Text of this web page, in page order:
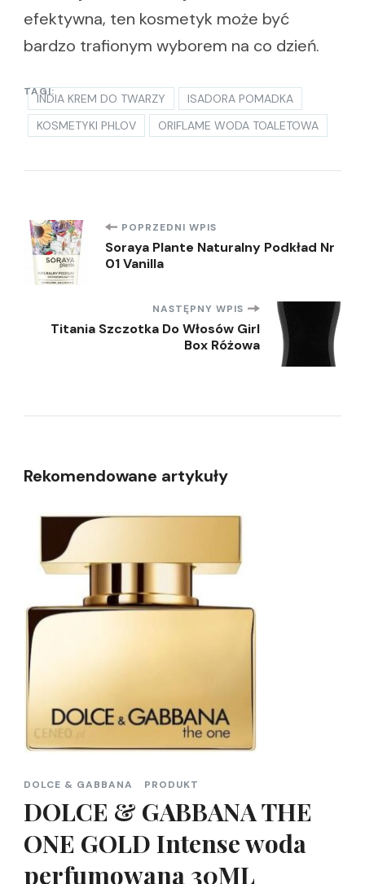
efektywna, ten kosmetyk może być
bardzo trafionym wyborem na co dzień.
TAGI:
INDIA KREM DO TWARZY
ISADORA POMADKA
KOSMETYKI PHLOV
ORIFLAME WODA TOALETOWA
Nawigacja
wpisu
POPRZEDNI WPIS
Soraya Plante Naturalny Podkład Nr
01 Vanilla
NASTĘPNY WPIS
Titania Szczotka Do Włosów Girl
Box Różowa
Rekomendowane artykuły
DOLCE & GABBANA PRODUKT
DOLCE & GABBANA THE
ONE GOLD Intense woda
perfumowana 30ML